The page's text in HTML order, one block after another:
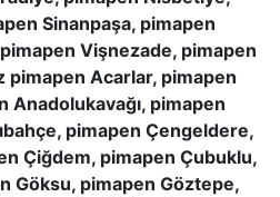
Sinanpaşa, pimapen
Vişnezade, pimapen
pimapen Acarlar, pimapen
Anadolukavağı, pimapen
pimapen Çengeldere,
Çiğdem, pimapen Çubuklu,
Göksu, pimapen Göztepe,